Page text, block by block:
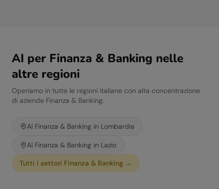
AI per Finanza & Banking nelle
altre regioni
Operiamo in tutte le regioni italiane con alta concentrazione
di aziende Finanza & Banking.
AI Finanza & Banking in Lombardia
AI Finanza & Banking in Lazio
Tutti i settori Finanza & Banking →